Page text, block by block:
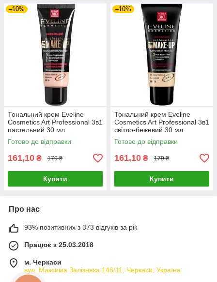
–10%
Тональний крем Eveline
Cosmetics Art Professional 3в1
пастельний 30 мл
Готово до відправки
161,10 ₴ 179 ₴
Купити
–10%
Тональний крем Eveline
Cosmetics Art Professional 3в1
світло-бежевий 30 мл
Готово до відправки
161,10 ₴ 179 ₴
Купити
Про нас
93% позитивних з 373 відгуків за рік
Працює з 25.03.2018
м. Черкаси
вул. Максима Залізняка 146/11, Черкаси, Україна